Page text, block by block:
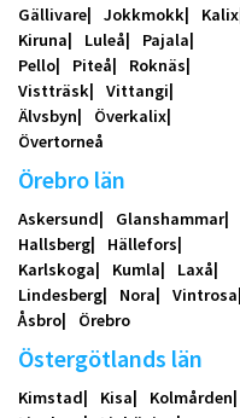
Gällivare
Jokkmokk
Kalix
Kiruna
Luleå
Pajala
Pello
Piteå
Roknäs
Vistträsk
Vittangi
Älvsbyn
Överkalix
Övertorneå
Örebro län
Askersund
Glanshammar
Hallsberg
Hällefors
Karlskoga
Kumla
Laxå
Lindesberg
Nora
Vintrosa
Åsbro
Örebro
Östergötlands län
Kimstad Kisa
Kolmården